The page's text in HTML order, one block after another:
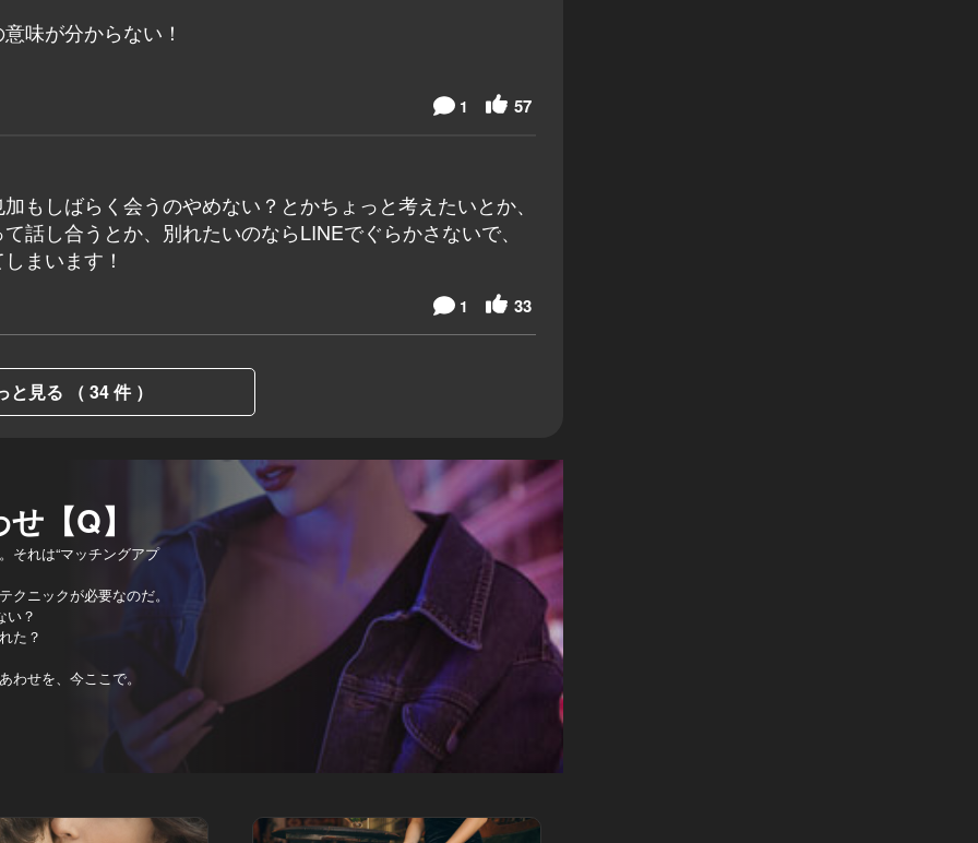
味が分からない！
57
1
もしばらく会うのやめない？とかちょっと考えたいとか、
話し合うとか、別れたいのならLINEでぐらかさないで、
まいます！
33
1
と見る （ 34 件 ）
【Q】
それは“マッチングアプ
ニックが必要なのだ。
い？
た？
せを、今ここで。